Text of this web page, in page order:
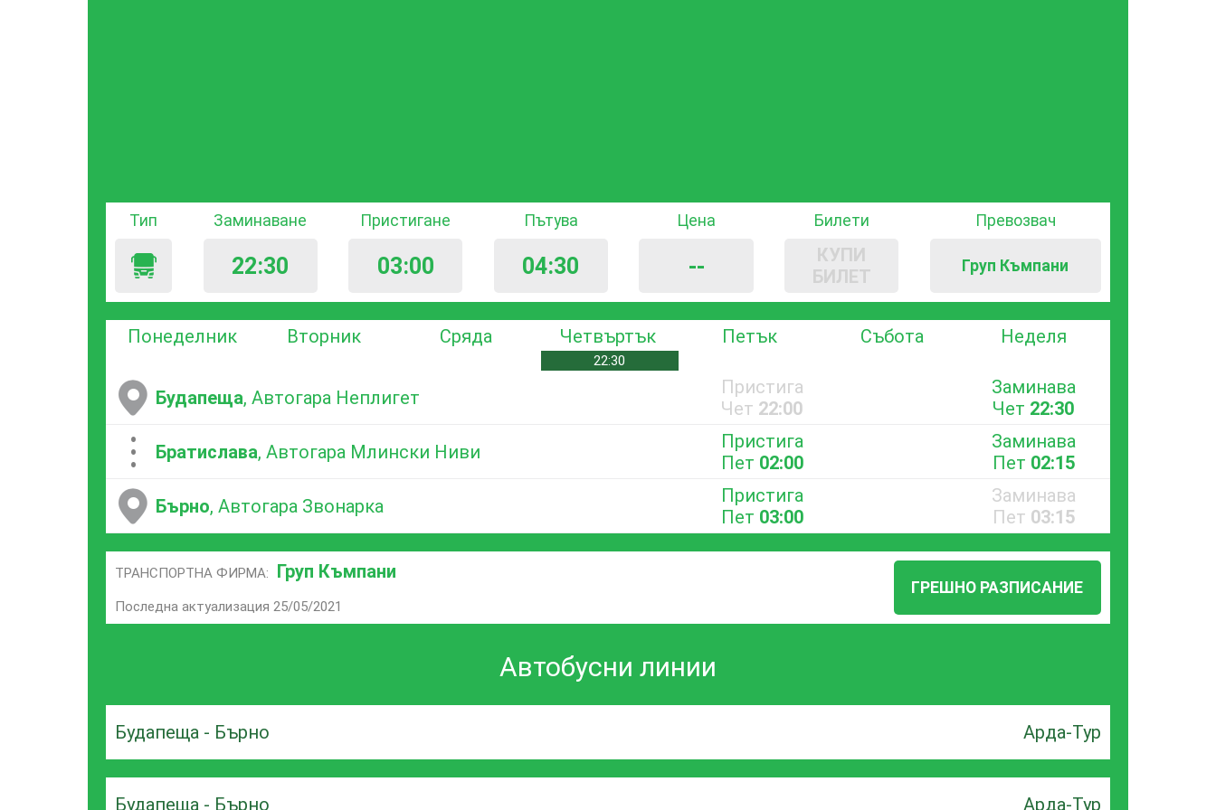
Тип Заминаване
22:30
Пристигане
03:00
Пътува
04:30
Цена
--
Билети
КУПИ
БИЛЕТ
Превозвач
Груп Къмпани
Понеделник Вторник Сряда Четвъртък
22:30
Петък Събота Неделя
Будапеща, Автогара Неплигет
Пристига
Чет 22:00
Заминава
Чет 22:30
...Братислава, Автогара Млински Ниви
Пристига
Пет 02:00
Заминава
Пет 02:15
Бърно, Автогара Звонарка
Пристига
Пет 03:00
Заминава
Пет 03:15
ТРАНСПОРТНА ФИРМА: Груп Къмпани
Последна актуализация 25/05/2021
ГРЕШНО РАЗПИСАНИЕ
Автобусни линии
Будапеща - Бърно Арда-Тур
Будапеща - Бърно Арда-Тур